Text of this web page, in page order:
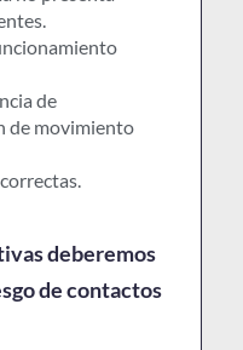
de
de movimiento
deberemos
de contactos